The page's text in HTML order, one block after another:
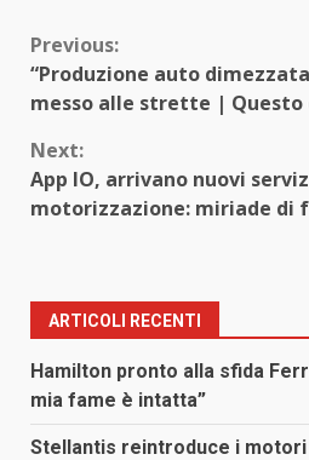
Continue
Reading
Previous:
“Produzione auto
messo alle strette |
Next:
App IO, arrivano nuovi
motorizzazione: miriade di
ARTICOLI RECENTI
Hamilton pronto alla sfida
mia fame è intatta”
Stellantis reintroduce i motori